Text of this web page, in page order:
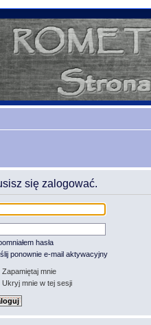
się zalogować.
hasła
ponownie e-mail aktywacyjny
Zapamiętaj mnie
Ukryj mnie w tej sesji